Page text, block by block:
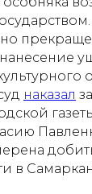
нанесение
наказал
в